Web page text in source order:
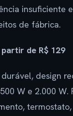
insuficiente
de fábrica.
de R$ 129
design
W e 2.000 W.